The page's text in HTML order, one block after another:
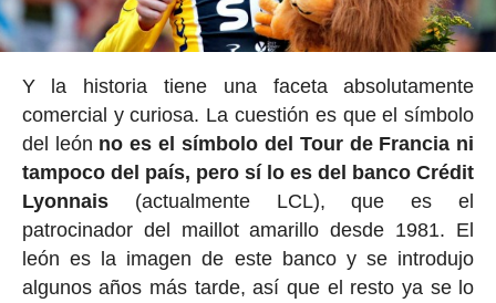
Y la historia tiene una faceta absolutamente
comercial y curiosa. La cuestión es que el símbolo
del león no es el símbolo del Tour de Francia ni
tampoco del país, pero sí lo es del banco Crédit
Lyonnais(actualmente LCL), que es el
patrocinador del maillot amarillo desde 1981. El
león es la imagen de este banco y se introdujo
algunos años más tarde, así que el resto ya se lo